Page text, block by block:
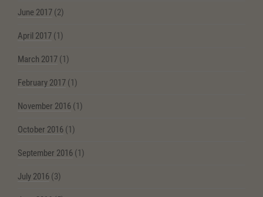
June 2017 (2)
April 2017 (1)
March 2017 (1)
February 2017 (1)
November 2016 (1)
October 2016 (1)
September 2016 (1)
July 2016 (3)